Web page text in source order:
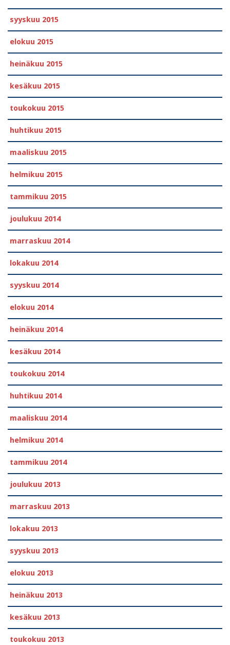
syyskuu 2015
elokuu 2015
heinäkuu 2015
kesäkuu 2015
toukokuu 2015
huhtikuu 2015
maaliskuu 2015
helmikuu 2015
tammikuu 2015
joulukuu 2014
marraskuu 2014
lokakuu 2014
syyskuu 2014
elokuu 2014
heinäkuu 2014
kesäkuu 2014
toukokuu 2014
huhtikuu 2014
maaliskuu 2014
helmikuu 2014
tammikuu 2014
joulukuu 2013
marraskuu 2013
lokakuu 2013
syyskuu 2013
elokuu 2013
heinäkuu 2013
kesäkuu 2013
toukokuu 2013